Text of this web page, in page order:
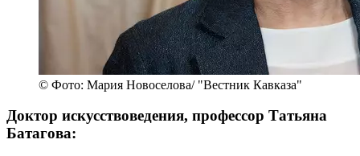
© Фото: Мария Новоселова/ "Вестник Кавказа"
Доктор искусствоведения, профессор Татьяна
Батагова: